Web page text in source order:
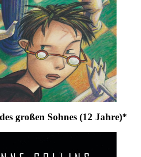
großen Sohnes (12 Jahre)*